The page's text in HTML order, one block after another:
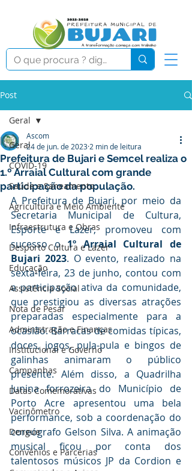
Post
Geral
COVID-19
Saúde e Saneamento
Agricultura e Meio Ambiente
Infraestrutura e Obras
Desporto Cultura e Lazer
Educação
Assistência Social
Nota de Pesar
Administração e Finanças
Institucional e Governo
Campanhas
Datas Comemorativas
Vacinômetro
Dengue
Convênios e Parcerias
Geral
Prefeitura de Bujari e Semcel realiza o
1.º Arraial Cultural com grande
participação da população.
Ascom
24 de jun. de 2023 2 min de leitura
A Prefeitura de Bujari, por meio da
Secretaria Municipal de Cultura,
Esporte e Lazer, promoveu com
sucesso o 1º Arraial Cultural de
Bujari 2023. O evento, realizado na
sexta-feira, 23 de junho, contou com
a participação ativa da comunidade,
que prestigiou as diversas atrações
preparadas especialmente para a
ocasião. Barracas de comidas típicas,
doces, jogos, pula-pula e bingos de
galinhas animaram o público
presente. Além disso, a Quadrilha
Junina forrozeira do Município de
Porto Acre apresentou uma bela
performance, sob a coordenação do
coreógrafo Gelson Silva. A animação
musical ficou por conta dos
talentosos músicos JP da Cordion e